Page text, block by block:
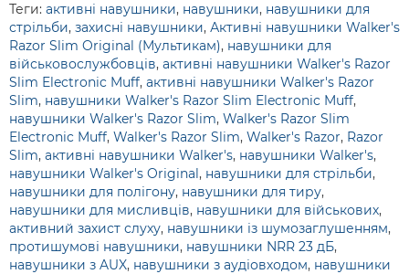
Теги: активні навушники, навушники, навушники для
стрільби, захисні навушники, Активні навушники Walker's
Razor Slim Original (Мультикам), навушники для
військовослужбовців, активні навушники Walker's Razor
Slim Electronic Muff, активні навушники Walker's Razor
Slim, навушники Walker's Razor Slim Electronic Muff,
навушники Walker's Razor Slim, Walker's Razor Slim
Electronic Muff, Walker's Razor Slim, Walker's Razor, Razor
Slim, активні навушники Walker's, навушники Walker's,
навушники Walker's Original , навушники для стрільби,
навушники для полігону, навушники для тиру,
навушники для мисливців, навушники для військових,
активний захист слуху, навушники із шумозаглушенням,
протишумові навушники, навушники NRR 23 дБ,
навушники з AUX, навушники з аудіовходом, навушники